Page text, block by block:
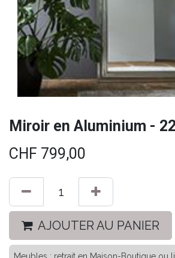
Miroir en Aluminium -
CHF 799,00
AJOUTER AU PANIER